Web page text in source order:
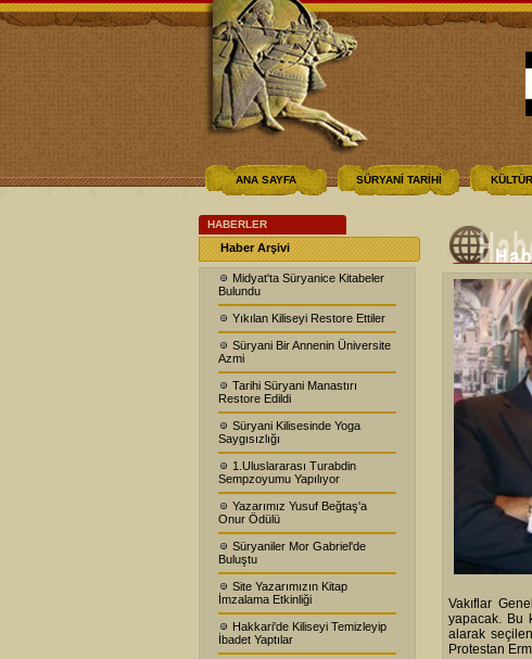
ANA SAYFA SÜRYANİ TARİHİ
HABERLER
Haber Arşivi
Midyat'ta Süryanice Kitabeler
Bulundu
Yıkılan Kiliseyi Restore Ettiler
Süryani Bir Annenin Üniversite
Azmi
Tarihi Süryani Manastırı
Restore Edildi
Süryani Kilisesinde Yoga
Saygısızlığı
1.Uluslararası Turabdin
Sempzoyumu Yapılıyor
Yazarımız Yusuf Beğtaş'a
Onur Ödülü
Süryaniler Mor Gabriel'de
Buluştu
Site Yazarımızın Kitap
İmzalama Etkinliği
Hakkari'de Kiliseyi Temizleyip
İbadet Yaptılar
Vakıflar
yapacak. Bu
alarak seçilen
Protestan